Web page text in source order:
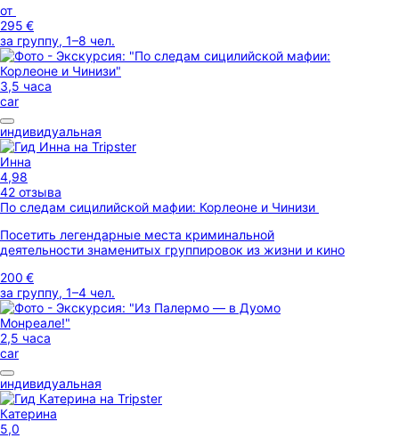
от
295 €
за группу, 1–8 чел.
3,5 часа
car
индивидуальная
Инна
4,98
42 отзыва
По следам сицилийской мафии: Корлеоне и Чинизи
Посетить легендарные места криминальной
деятельности знаменитых группировок из жизни и кино
200 €
за группу, 1–4 чел.
2,5 часа
car
индивидуальная
Катерина
5,0